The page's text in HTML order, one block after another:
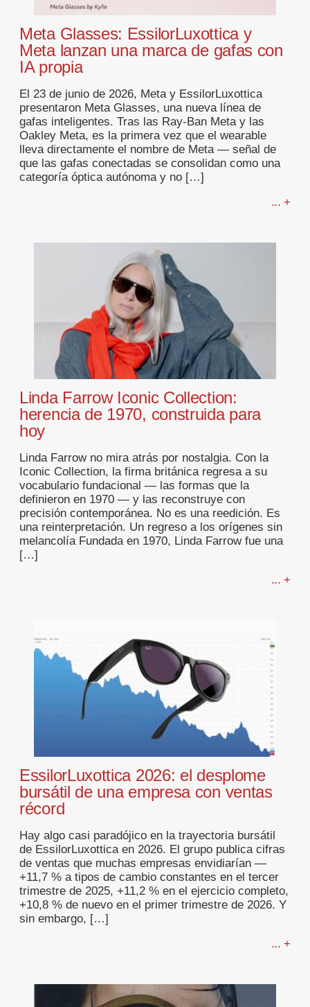
Meta Glasses: EssilorLuxottica y
Meta lanzan una marca de gafas con
IA propia
El 23 de junio de 2026, Meta y EssilorLuxottica
presentaron Meta Glasses, una nueva línea de
gafas inteligentes. Tras las Ray-Ban Meta y las
Oakley Meta, es la primera vez que el wearable
lleva directamente el nombre de Meta — señal de
que las gafas conectadas se consolidan como una
categoría óptica autónoma y no […]
... +
Linda Farrow Iconic Collection:
herencia de 1970, construida para
hoy
Linda Farrow no mira atrás por nostalgia. Con la
Iconic Collection, la firma británica regresa a su
vocabulario fundacional — las formas que la
definieron en 1970 — y las reconstruye con
precisión contemporánea. No es una reedición. Es
una reinterpretación. Un regreso a los orígenes sin
melancolía Fundada en 1970, Linda Farrow fue una
[…]
... +
EssilorLuxottica 2026: el desplome
bursátil de una empresa con ventas
récord
Hay algo casi paradójico en la trayectoria bursátil
de EssilorLuxottica en 2026. El grupo publica cifras
de ventas que muchas empresas envidiarían —
+11,7 % a tipos de cambio constantes en el tercer
trimestre de 2025, +11,2 % en el ejercicio completo,
+10,8 % de nuevo en el primer trimestre de 2026. Y
sin embargo, […]
... +